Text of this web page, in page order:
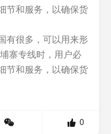
节和服务，以确保货
有很多，可以用来形
寨专线时，用户必
节和服务，以确保货
0